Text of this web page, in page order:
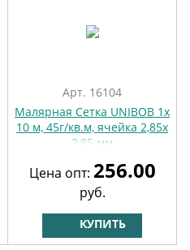
Арт. 16104
Малярная Сетка UNIBOB 1х
10 м, 45г/кв.м, ячейка 2,85х
2,85 мм
Цена опт: 256.00
руб.
КУПИТЬ